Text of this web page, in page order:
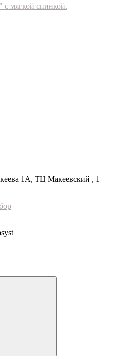
мягкой спинкой.
1А, ТЦ Макеевский , 1